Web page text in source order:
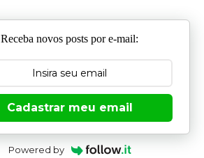
Receba novos posts por e-mail:
Cadastrar meu email
Powered by